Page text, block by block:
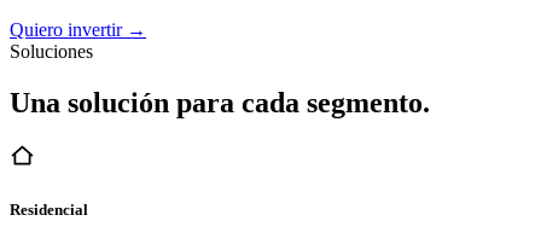
Quiero invertir →
Soluciones
Una solución para cada segmento.
Residencial